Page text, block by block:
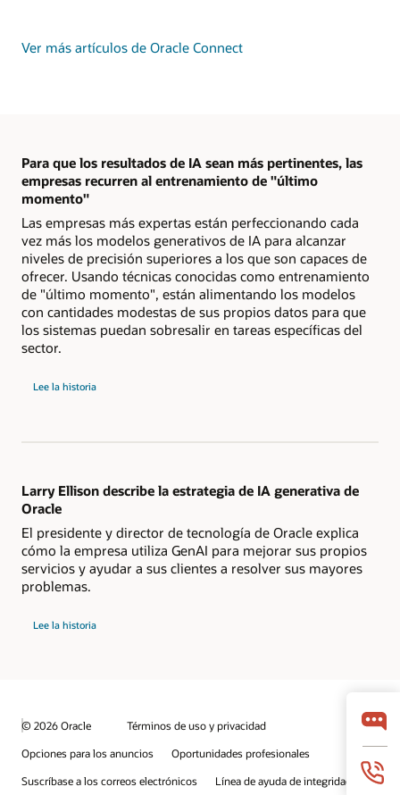
Ver más artículos de Oracle Connect
Para que los resultados de IA sean más pertinentes, las
empresas recurren al entrenamiento de "último
momento"
Las empresas más expertas están perfeccionando cada
vez más los modelos generativos de IA para alcanzar
niveles de precisión superiores a los que son capaces de
ofrecer. Usando técnicas conocidas como entrenamiento
de "último momento", están alimentando los modelos
con cantidades modestas de sus propios datos para que
los sistemas puedan sobresalir en tareas específicas del
sector.
Lee la historia
Larry Ellison describe la estrategia de IA generativa de
Oracle
El presidente y director de tecnología de Oracle explica
cómo la empresa utiliza GenAI para mejorar sus propios
servicios y ayudar a sus clientes a resolver sus mayores
problemas.
Lee la historia
© 2026 Oracle
Términos de uso y privacidad
Opciones para los anuncios
Oportunidades profesionales
Suscríbase a los correos electrónicos
Línea de ayuda de integridad